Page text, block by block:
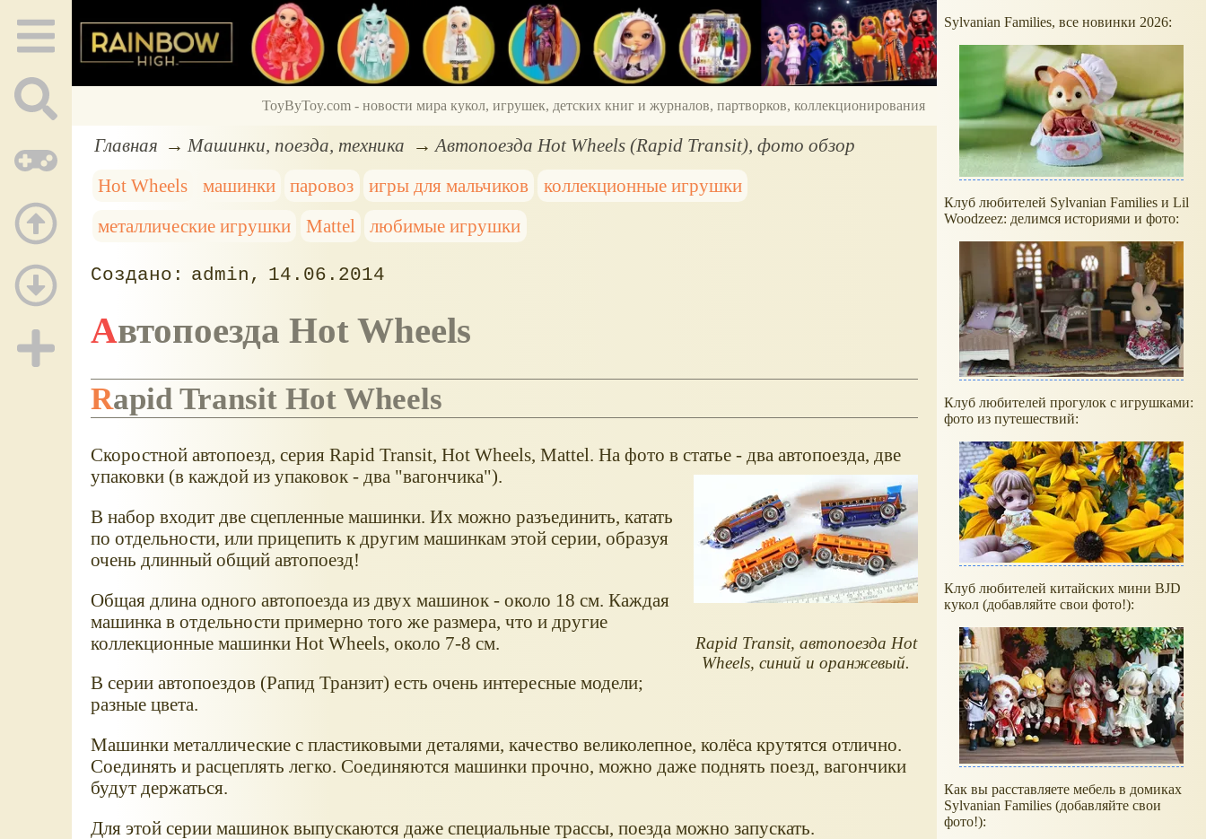
ToyByToy.com - новости мира кукол, игрушек, детских книг и журналов, партворков, коллекционирования
Главная Машинки, поезда, техника
Автопоезда Hot Wheels (Rapid Transit), фото обзор
Hot Wheels
машинки паровоз игры для мальчиков
коллекционные игрушки
металлические игрушки
Mattel любимые игрушки
admin 14.06.2014
Автопоезда Hot Wheels
Rapid Transit Hot Wheels
Скоростной автопоезд, серия Rapid Transit, Hot Wheels, Mattel. На фото в статье - два автопоезда, две
упаковки (в каждой из упаковок - два "вагончика").
Rapid Transit, автопоезда Hot
Wheels, синий и оранжевый.
В набор входит две сцепленные машинки. Их можно разъединить, катать
по отдельности, или прицепить к другим машинкам этой серии, образуя
очень длинный общий автопоезд!
Общая длина одного автопоезда из двух машинок - около 18 см. Каждая
машинка в отдельности примерно того же размера, что и другие
коллекционные машинки Hot Wheels, около 7-8 см.
В серии автопоездов (Рапид Транзит) есть очень интересные модели;
разные цвета.
Машинки металлические с пластиковыми деталями, качество великолепное, колёса крутятся отлично.
Соединять и расцеплять легко. Соединяются машинки прочно, можно даже поднять поезд, вагончики
будут держаться.
Для этой серии машинок выпускаются даже специальные трассы, поезда можно запускать.
Sylvanian Families, все новинки 2026:
Клуб любителей Sylvanian Families и Lil
Woodzeez: делимся историями и фото:
Клуб любителей прогулок с игрушками:
фото из путешествий:
Клуб любителей китайских мини BJD
кукол (добавляйте свои фото!):
Как вы расставляете мебель в домиках
Sylvanian Families (добавляйте свои
фото!):